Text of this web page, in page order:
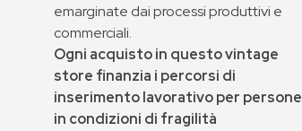
emarginate dai processi produttivi e
commerciali.
Ogni acquisto in questo vintage
store finanzia i percorsi di
inserimento lavorativo per persone
in condizioni di fragilità